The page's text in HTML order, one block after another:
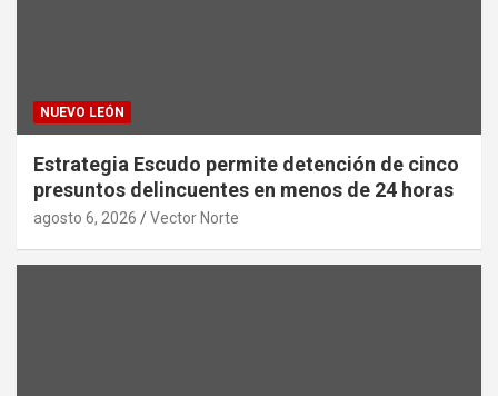
NUEVO LEÓN
Estrategia Escudo permite detención de cinco
presuntos delincuentes en menos de 24 horas
agosto 6, 2026 Vector Norte